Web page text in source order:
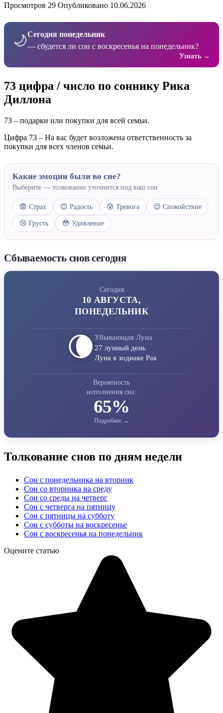
Просмотров 29 Опубликовано 10.06.2026
🌙Сегодня понедельник
— сбудется ли сон с воскресенья на понедельник?
Узнать →
73 цифра / число по соннику Рика
Диллона
73 – подарки или покупки для всей семьи.
Цифра 73 – На вас будет возложена ответственность за
покупки для всех членов семьи.
Какие эмоции были во сне?
Выберите — толкование уточнится под ваш сон
😨 Страх 😊 Радость 😰 Тревога 😌 Спокойствие
😢 Грусть 😳 Удивление
Сбываемость снов сегодня
Сегодня
10 АВГУСТА,
ПОНЕДЕЛЬНИК
🌘 Убывающая Луна
27 лунный день
Луна в зодиаке Рак
Вероятность
исполнения сна:
65%
Толкование снов по дням недели
Сон с понедельника на вторник
Сон со вторника на среду
Сон со среды на четверг
Сон с четверга на пятницу
Сон с пятницы на субботу
Сон с субботы на воскресенье
Сон с воскресенья на понедельник
Оцените статью